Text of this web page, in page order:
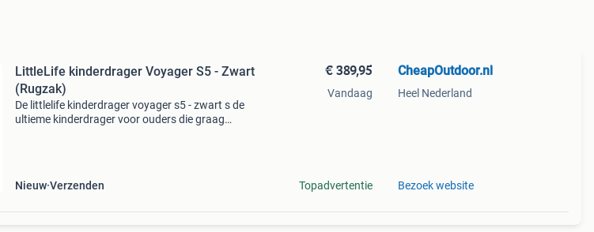
LittleLife kinderdrager Voyager S5 - Zwart
(Rugzak)
De littlelife kinderdrager voyager s5 - zwart s de
ultieme kinderdrager voor ouders die graag
Nieuw Verzenden
€ 389,95
Vandaag
Topadvertentie
CheapOutdoor.nl
Heel Nederland
Bezoek website